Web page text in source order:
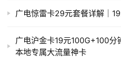
广电惊雷卡29元套餐详解｜
广电沪金卡19元100G+100分
本地专属大流量神卡